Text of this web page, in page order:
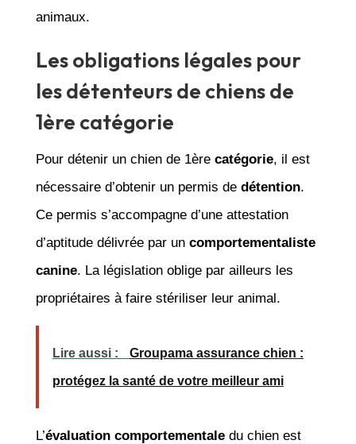
animaux.
Les obligations légales pour
les détenteurs de chiens de
1ère catégorie
Pour détenir un chien de 1ère catégorie, il est
nécessaire d’obtenir un permis de détention.
Ce permis s’accompagne d’une attestation
d’aptitude délivrée par un comportementaliste
canine. La législation oblige par ailleurs les
propriétaires à faire stériliser leur animal.
Lire aussi : Groupama assurance chien :
protégez la santé de votre meilleur ami
L’évaluation comportementaledu chien est